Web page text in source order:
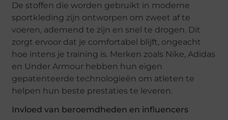
De stoffen die worden gebruikt in moderne
sportkleding zijn ontworpen om zweet af te
voeren, ademend te zijn en snel te drogen. Dit
zorgt ervoor dat je comfortabel blijft, ongeacht
hoe intens je training is. Merken zoals Nike, Adidas
en Under Armour hebben hun eigen
gepatenteerde technologieën om atleten te
helpen hun beste prestaties te leveren.
Invloed van beroemdheden en influencers